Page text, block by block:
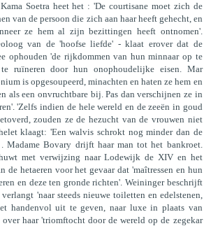
Soetra heet het : 'De courtisane moet zich de
van de persoon die zich aan haar heeft gehecht, en
ze hem al zijn bezittingen heeft ontnomen'.
van de 'hoofse liefde' - klaat erover dat de
ophouden 'de rijkdommen van hun minnaar op te
ruïneren door hun onophoudelijke eisen. Mar
is opgesoupeerd, minachten en haten ze hem en
als een onvruchtbare bij. Pas dan verschijnen ze in
'Zelfs indien de hele wereld en de zeeën in goud
zouden ze de hezucht van de vrouwen niet
klaagt: 'Een walvis schrokt nog minder dan de
. Madame Bovary drijft haar man tot het bankroet.
met verwijzing naar Lodewijk de XIV en het
de hetaeren voor het gevaar dat 'maîtressen en hun
en deze ten gronde richten'. Weininger beschrijft
'naar steeds nieuwe toiletten en edelstenen,
handenvol uit te geven, naar luxe in plaats van
haar 'triomftocht door de wereld op de zegekar